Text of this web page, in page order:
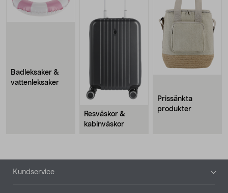
Badleksaker &
vattenleksaker
Resväskor &
kabinväskor
Prissänkta
produkter
Sidfot
Kundservice